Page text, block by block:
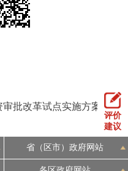
批改革试点实施方案
评价
建议
省（区市）政府网站